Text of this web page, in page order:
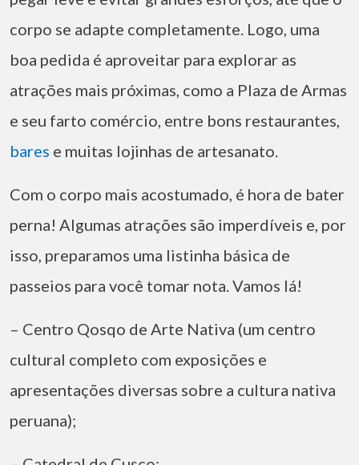
corpo se adapte completamente. Logo, uma
boa pedida é aproveitar para explorar as
atrações mais próximas, como a Plaza de Armas
e seu farto comércio, entre bons restaurantes,
bares e muitas lojinhas de artesanato.
Com o corpo mais acostumado, é hora de bater
perna! Algumas atrações são imperdíveis e, por
isso, preparamos uma listinha básica de
passeios para você tomar nota. Vamos lá!
– Centro Qosqo de Arte Nativa (um centro
cultural completo com exposições e
apresentações diversas sobre a cultura nativa
peruana);